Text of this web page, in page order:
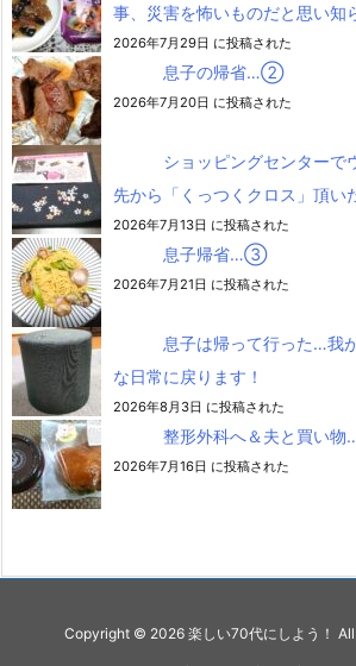
事、災害を怖いものだと思い知
2026年7月29日 に投稿された
息子の帰省…②
2026年7月20日 に投稿された
ショッピングセンターで
先から「くっつくクロス」頂い
2026年7月13日 に投稿された
息子帰省…③
2026年7月21日 に投稿された
息子は帰って行った…我
な日常に戻ります！
2026年8月3日 に投稿された
整形外科へ＆夫と買い物
2026年7月16日 に投稿された
Copyright © 2026 楽しい70代にしよう！